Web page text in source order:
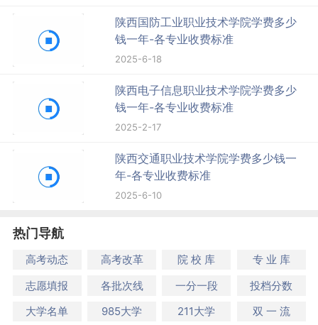
陕西国防工业职业技术学院学费多少
钱一年-各专业收费标准
2025-6-18
陕西电子信息职业技术学院学费多少
钱一年-各专业收费标准
2025-2-17
陕西交通职业技术学院学费多少钱一
年-各专业收费标准
2025-6-10
热门导航
高考动态 高考改革 院 校 库
专 业 库
志愿填报
各批次线 一分一段
投档分数
大学名单
985大学 211大学 双 一 流